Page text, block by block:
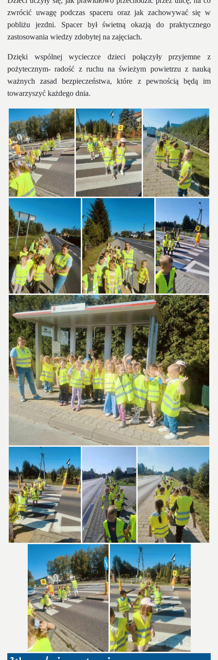
zwrócić uwagę podczas spaceru oraz jak zachowywać się w
pobliżu jezdni. Spacer był świetną okazją do praktycznego
zastosowania wiedzy zdobytej na zajęciach.
Dzięki wspólnej wycieczce dzieci połączyły przyjemne z
pożytecznym- radość z ruchu na świeżym powietrzu z nauką
ważnych zasad bezpieczeństwa, które z pewnością będą im
towarzyszyć każdego dnia.